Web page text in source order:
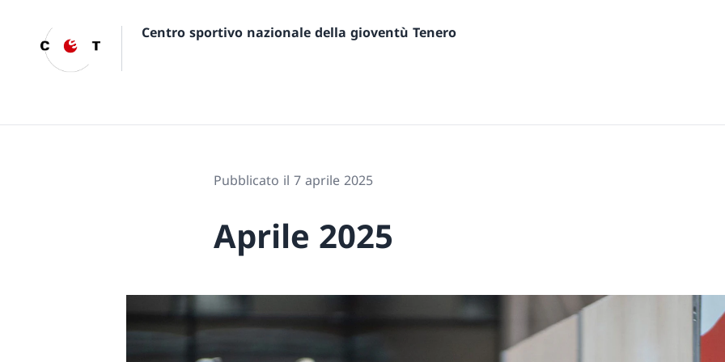
Centro sportivo nazionale della gioventù Tenero
Pubblicato il 7 aprile 2025
Aprile 2025